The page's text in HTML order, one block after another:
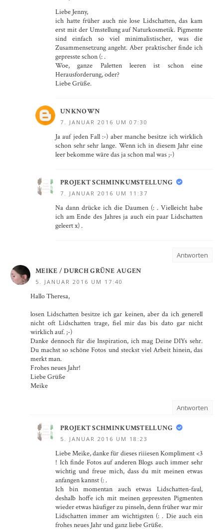
Liebe Jenny,
ich hatte früher auch nie lose Lidschatten, das kam
erst mit der Umstellung auf Naturkosmetik. Pigmente
sind einfach so viel minimalistischer, was die
Zusammensetzung angeht. Aber praktischer finde ich
gepresste schon (: .
Woe, ganze Paletten leeren ist schon eine
Herausforderung, oder?
Liebe Grüße.
UNKNOWN
7. JANUAR 2016 UM 07:30
Ja auf jeden Fall :-) aber manche besitze ich wirklich
schon sehr sehr lange. Wenn ich in diesem Jahr eine
leer bekomme wäre das ja schon mal was ;-)
PROJEKT SCHMINKUMSTELLUNG
7. JANUAR 2016 UM 11:37
Na dann drücke ich die Daumen (: . Vielleicht habe
ich am Ende des Jahres ja auch ein paar Lidschatten
geleert x) .
Antworten
MEIKE / DURCH GRÜNE AUGEN
5. JANUAR 2016 UM 17:40
Hallo Theresa,
losen Lidschatten besitze ich gar keinen, aber da ich generell
nicht oft Lidschatten trage, fiel mir das bis dato gar nicht
wirklich auf. ;-)
Danke dennoch für die Inspiration, ich mag Deine DIYs sehr.
Du machst so schöne Fotos und steckst viel Arbeit hinein, das
merkt man.
Frohes neues Jahr!
Liebe Grüße
Meike
Antworten
PROJEKT SCHMINKUMSTELLUNG
5. JANUAR 2016 UM 18:23
Liebe Meike, danke für dieses riiiesen Kompliment <3
! Ich finde Fotos auf anderen Blogs auch immer sehr
wichtig und freue mich, dass du mit meinen etwas
anfangen kannst (: .
Ich bin momentan auch etwas Lidschatten-faul,
deshalb hoffe ich mit meinen gepressten Pigmenten
wieder etwas häufiger zu pinseln, denn früher war mir
Lidschatten immer am wichtigsten (: . Die auch ein
frohes neues Jahr und ganz liebe Grüße.